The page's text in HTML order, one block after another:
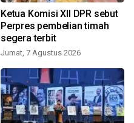
Ketua Komisi XII DPR sebut
Perpres pembelian timah
segera terbit
Jumat, 7 Agustus 2026